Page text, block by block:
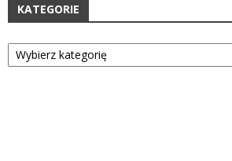
KATEGORIE
Kategorie